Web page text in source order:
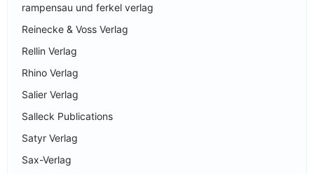
rampensau und ferkel verlag
Reinecke & Voss Verlag
Rellin Verlag
Rhino Verlag
Salier Verlag
Salleck Publications
Satyr Verlag
Sax-Verlag